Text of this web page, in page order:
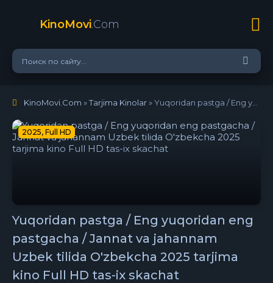
KinoMovi.Com
KinoMovi.Com »Tarjima Kinolar» Yuqoridan pastga / Eng yuqoridan eng pastgacha / Jannat va jahannam Uzbek tilida O'zbekcha 2025 tarjima kino Full HD tas-ix skachat
2025, Full HD
Yuqoridan pastga / Eng yuqoridan eng
pastgacha / Jannat va jahannam
Uzbek tilida O'zbekcha 2025 tarjima
kino Full HD tas-ix skachat